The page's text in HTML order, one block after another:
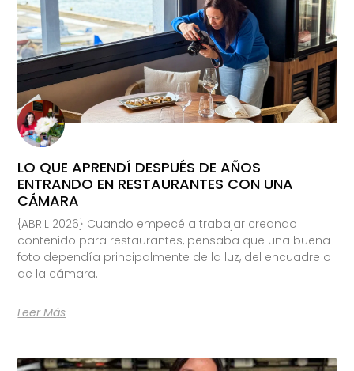
LO QUE APRENDÍ DESPUÉS DE AÑOS
ENTRANDO EN RESTAURANTES CON UNA
CÁMARA
{ABRIL 2026} Cuando empecé a trabajar creando
contenido para restaurantes, pensaba que una buena
foto dependía principalmente de la luz, del encuadre o
de la cámara.
Leer Más